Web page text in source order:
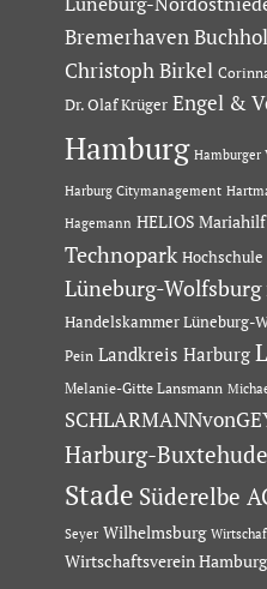
Bremerhaven
Christoph Birkel
Dr. Olaf Krüger Engel &
Hamburg Hamburger
Harburg Citymanagement
Hagemann HELIOS
Technopark Hochschule
Lüneburg-Wolfsburg
Handelskammer Lüneburg-
Pein Landkreis Harburg
Melanie-Gitte Lansmann
Harburg-Buxtehude
Stade Süderelbe
Seyer Wilhelmsburg
Wirtschaftsverein